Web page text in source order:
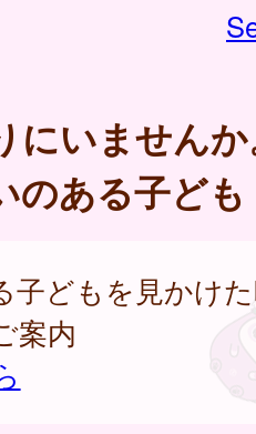
にいません
のある子ども
子どもを見かけ
案内